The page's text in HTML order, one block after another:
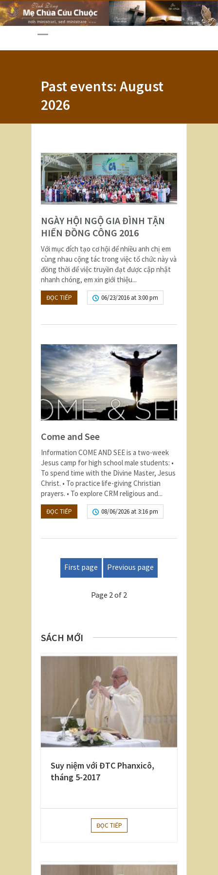
Past events: August
2026
NGÀY HỘI NGỘ GIA ĐÌNH TẬN
HIẾN ĐỒNG CÔNG 2016
Với mục đích tạo cơ hội để nhiều anh chị em
cùng nhau cộng tác trong việc tổ chức này và
đồng thời để việc truyền đạt được cập nhật
nhanh chóng, em xin giới thiệu...
ĐỌC TIẾP 06/23/2016 at 3:00 pm
Come and See
Information COME AND SEE is a two-week
Jesus camp for high school male students: •
To spend time with the Divine Master, Jesus
Christ. • To practice life-giving Christian
prayers. • To explore CRM religious and...
ĐỌC TIẾP 08/06/2026 at 3:16 pm
First page Previous page
Page 2 of 2
SÁCH MỚI
Suy niệm với ĐTC Phanxicô,
tháng 5-2017
ĐỌC TIẾP